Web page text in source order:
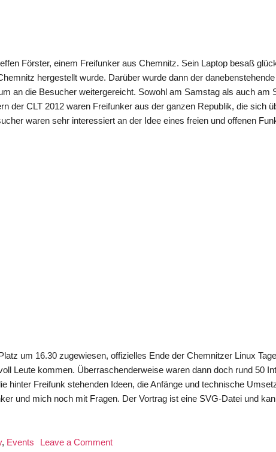
Förster, einem Freifunker aus Chemnitz. Sein Laptop besaß
hergestellt wurde. Darüber wurde dann der
an die Besucher weitergereicht. Sowohl am Samstag als auch am
der CLT 2012 waren Freifunker aus der ganzen Republik, die sich
waren sehr interessiert an der Idee eines freien und offenen
um 16.30 zugewiesen, offizielles Ende der Chemnitzer Linux
Leute kommen. Überraschenderweise waren dann doch rund 50
hinter Freifunk stehenden Ideen, die Anfänge und technische
und mich noch mit Fragen. Der Vortrag ist eine SVG-Datei und
, Events Leave a Commenton